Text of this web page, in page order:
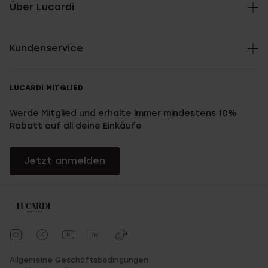
Über Lucardi
Kundenservice
LUCARDI MITGLIED
Werde Mitglied und erhalte immer mindestens 10%
Rabatt auf all deine Einkäufe
Jetzt anmelden
Allgemeine Geschäftsbedingungen